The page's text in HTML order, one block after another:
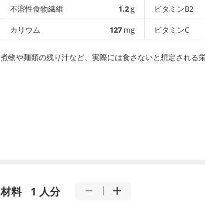
不溶性食物繊維
1.2g
カリウム
127 mg
ビタミンB2
ビタミンC
煮物や麺類の残り汁など、実際には食さないと想定される
材料 1 人分